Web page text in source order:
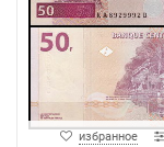
избранное